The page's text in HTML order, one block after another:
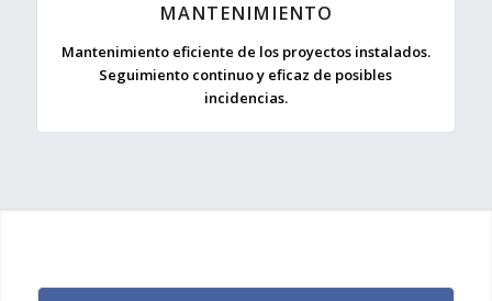
MANTENIMIENTO
Mantenimiento eficiente de los proyectos instalados.
Seguimiento continuo y eficaz de posibles
incidencias.